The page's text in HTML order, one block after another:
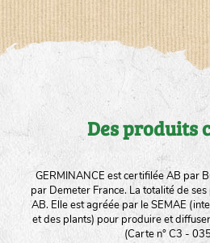
Des produits
GERMINANCE est certifilée AB par
par Demeter France. La totalité de
AB. Elle est agréée par le SEMAE
et des plants) pour produire et
(Carte n° C3 -